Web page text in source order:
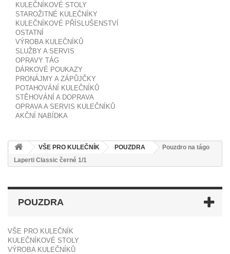
KULEČNÍKOVÉ STOLY
STAROŽITNÉ KULEČNÍKY
KULEČNÍKOVÉ PŘÍSLUŠENSTVÍ
OSTATNÍ
VÝROBA KULEČNÍKŮ
SLUŽBY A SERVIS
OPRAVY TÁG
DÁRKOVÉ POUKAZY
PRONÁJMY A ZÁPŮJČKY
POTAHOVÁNÍ KULEČNÍKŮ
STĚHOVÁNÍ A DOPRAVA
OPRAVA A SERVIS KULEČNÍKŮ
AKČNÍ NABÍDKA
VŠE PRO KULEČNÍK POUZDRA
Pouzdro na tágo
Laperti Classic černé 1/1
POUZDRA
VŠE PRO KULEČNÍK
KULEČNÍKOVÉ STOLY
VÝROBA KULEČNÍKŮ